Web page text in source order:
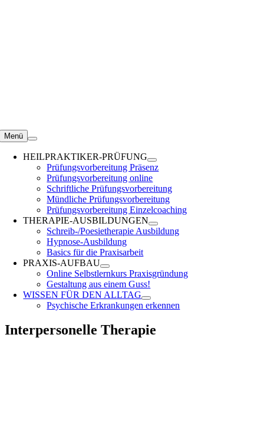
Menü
HEILPRAKTIKER-PRÜFUNG
Prüfungsvorbereitung Präsenz
Prüfungsvorbereitung online
Schriftliche Prüfungsvorbereitung
Mündliche Prüfungsvorbereitung
Prüfungsvorbereitung Einzelcoaching
THERAPIE-AUSBILDUNGEN
Schreib-/Poesietherapie Ausbildung
Hypnose-Ausbildung
Basics für die Praxisarbeit
PRAXIS-AUFBAU
Online Selbstlernkurs Praxisgründung
Gestaltung aus einem Guss!
WISSEN FÜR DEN ALLTAG
Psychische Erkrankungen erkennen
Interpersonelle Therapie